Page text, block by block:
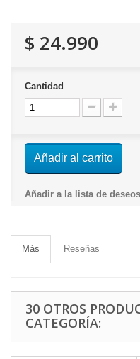
$ 24.990
Cantidad
Añadir al carrito
Añadir a la lista de deseos
Más Reseñas
30 OTROS
CATEGORÍA: